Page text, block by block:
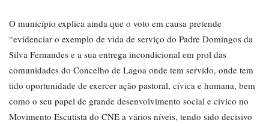
O município explica ainda que o voto em causa pretende
“evidenciar o exemplo de vida de serviço do Padre Domingos da
Silva Fernandes e a sua entrega incondicional em prol das
comunidades do Concelho de Lagoa onde tem servido, onde tem
tido oportunidade de exercer ação pastoral, cívica e humana, bem
como o seu papel de grande desenvolvimento social e cívico no
Movimento Escutista do CNE a vários níveis, tendo sido decisivo